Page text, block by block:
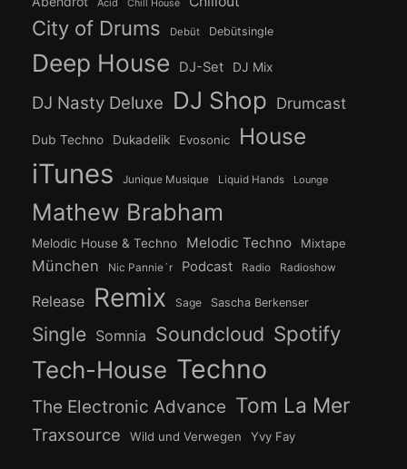
Acid Chill House
City of Drums Debüt Debütsingle
Deep House DJ-Set DJ Mix
DJ Nasty Deluxe DJ Shop Drumcast
Dub Techno Dukadelik Evosonic House
iTunes Junique Musique Liquid Hands Lounge
Mathew Brabham
Melodic House & Techno Melodic Techno Mixtape
München Nic Pannie´r Podcast Radio Radioshow
Release Remix Sage Sascha Berkenser
Single Somnia Soundcloud Spotify
Tech-House Techno
The Electronic Advance Tom La Mer
Traxsource Wild und Verwegen Yvy Fay